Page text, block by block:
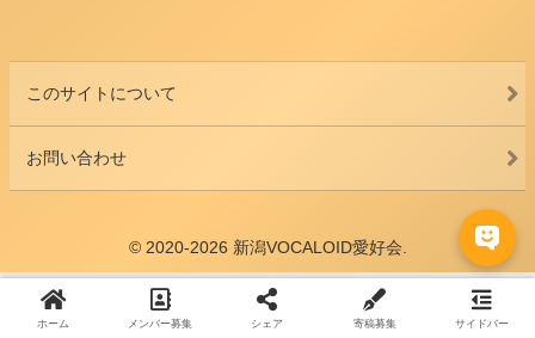
このサイトについて
お問い合わせ
© 2020-2026 新潟VOCALOID愛好会.
ホーム メンバー募集 シェア 寄稿募集 サイドバー